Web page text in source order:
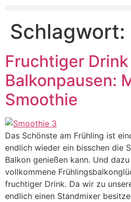
Schlagwort:
Fruchtiger
Balkonpausen:
Smoothie
Das Schönste am Frühling ist
endlich wieder ein bisschen die
Balkon genießen kann. Und
vollkommene
fruchtiger Drink. Da wir zu
endlich einen Standmixer